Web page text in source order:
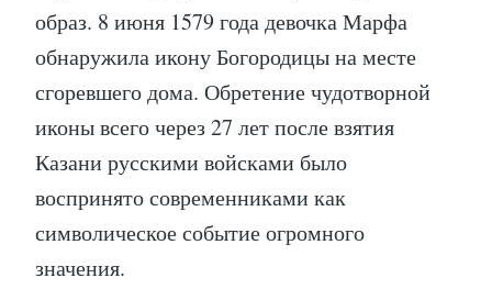
образ. 8 июня 1579 года девочка Марфа
обнаружила икону Богородицы на месте
сгоревшего дома. Обретение чудотворной
иконы всего через 27 лет после взятия
Казани русскими войсками было
воспринято современниками как
символическое событие огромного
значения.